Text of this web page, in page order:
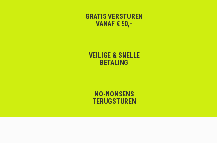
GRATIS VERSTUREN
VANAF € 50,-
VEILIGE & SNELLE
BETALING
NO-NONSENS
TERUGSTUREN